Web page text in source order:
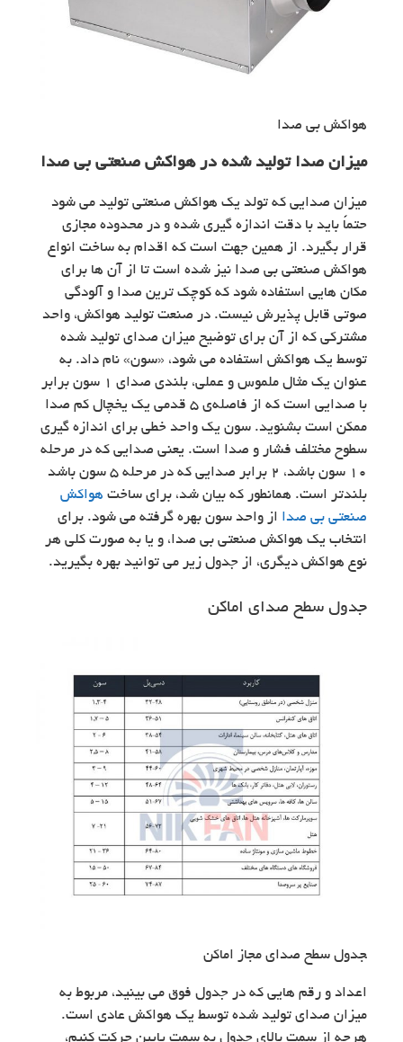
هواکش بی صدا
میزان صدا تولید شده در هواکش صنعتی بی صدا
میزان صدایی که تولد یک هواکش صنعتی تولید می شود
حتماً باید با دقت اندازه گیری شده و در محدوده مجازی
قرار بگیرد. از همین جهت است که اقدام به ساخت انواع
هواکش صنعتی بی صدا نیز شده است تا از آن ها برای
مکان هایی استفاده شود که کوچک ترین صدا و آلودگی
صوتی قابل پذیرش نیست. در صنعت تولید هواکش، واحد
مشترکی که از آن برای توضیح میزان صدای تولید شده
توسط یک هواکش استفاده می شود، «سون» نام داد. به
عنوان یک مثال ملموس و عملی، بلندی صدای 1 سون برابر
با صدایی است که از فاصله‌ي 5 قدمی یک یخچال کم صدا
ممکن است بشنوید. سون یک واحد خطی برای اندازه گیری
سطوح مختلف فشار و صدا است. یعنی صدایی که در مرحله
10 سون باشد، 2 برابر صدایی که در مرحله ۵ سون باشد
بلند‌تر است. همانطور که بیان شد، برای ساخت هواکش
صنعتی بی صدا ‎ از واحد سون بهره گرفته می شود. برای
انتخاب یک هواکش صنعتی بی صدا، و یا به صورت کلی هر
نوع هواکش دیگری، از جدول زیر می توانید بهره بگیرید.
جدول سطح صدای اماکن
‍جدول سطح صدای مجاز اماکن
اعداد و رقم هایی که در جدول فوق می بینید، مربوط به
میزان صدای تولید شده توسط یک هواکش عادی است.